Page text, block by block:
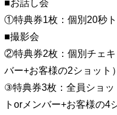
■お話し会
①特典券1枚：個別20秒
■撮影会
②特典券2枚：個別チェ
バー+お客様の2ショット）
③特典券3枚：全員ショッ
トorメンバー+お客様の4